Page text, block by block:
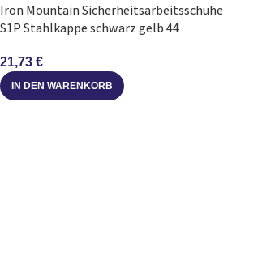
Iron Mountain Sicherheitsarbeitsschuhe
S1P Stahlkappe schwarz gelb 44
21,73 €
IN DEN WARENKORB